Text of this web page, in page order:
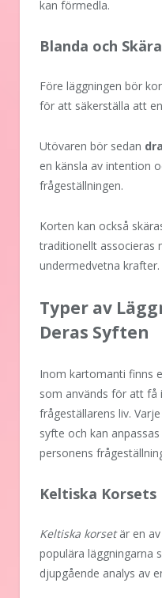
kan förmedla.
Blanda och
Före läggningen bör
för att säkerställa att
Utövaren bör sedan
en känsla av intention
frågeställningen.
Korten kan också
traditionellt associeras
undermedvetna krafter.
Typer av
Deras Syften
Inom kartomanti finns
som används för att få
frågeställarens liv.
syfte och kan
personens
Keltiska Korsets
Keltiska korsetär en
populära läggningarna
djupgående analys av